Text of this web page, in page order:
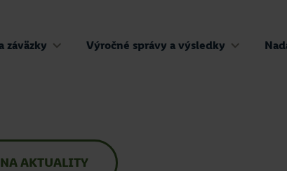
záväzky Výročné správy a výsledky
NA AKTUALITY